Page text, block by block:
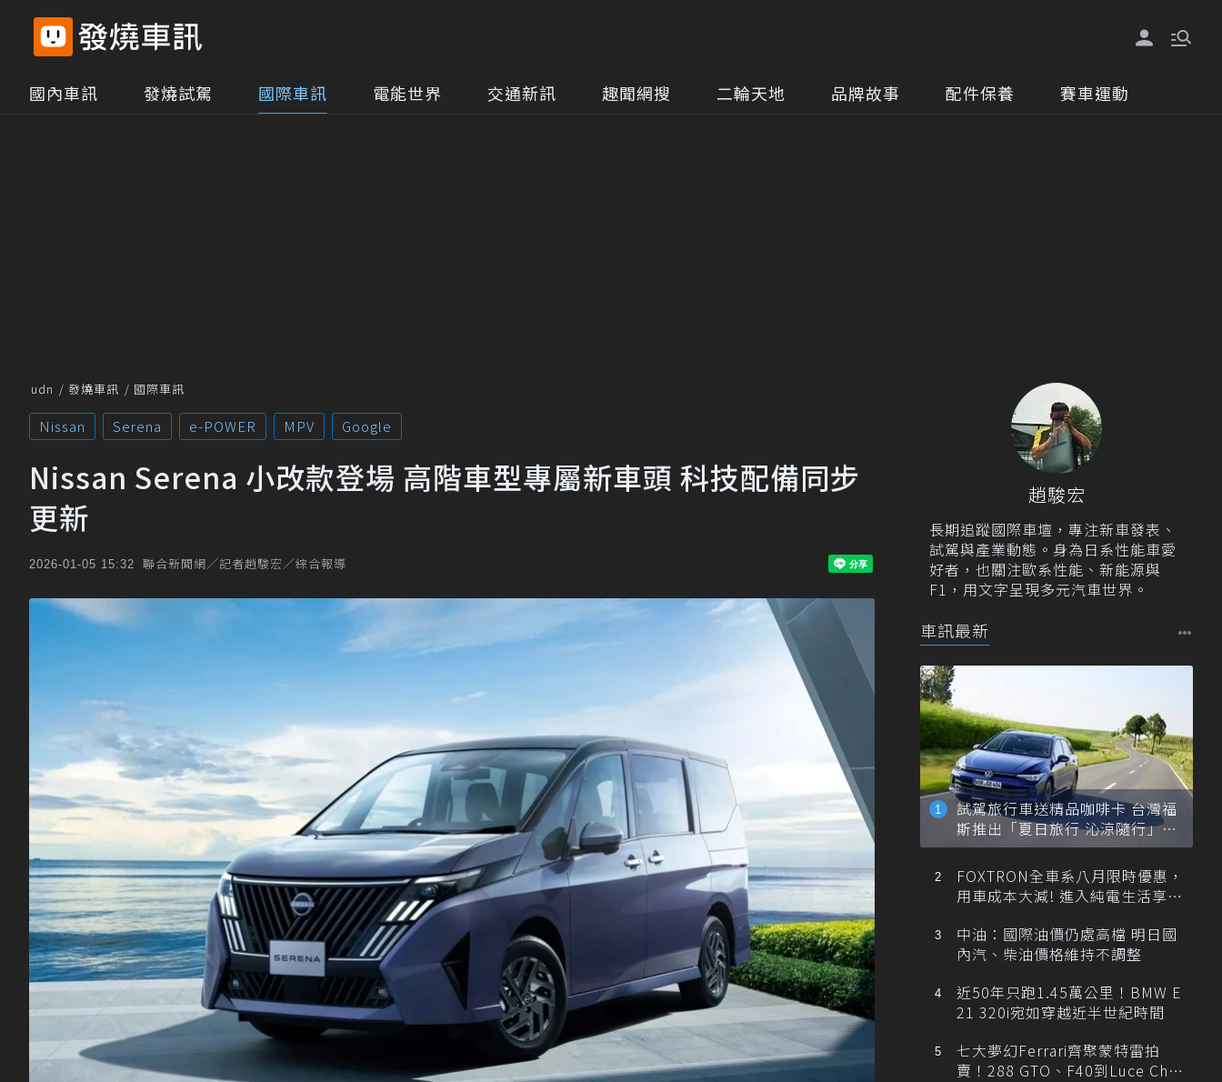
國內車訊 發燒試駕 國際車訊 電能世界 交通新訊 趣聞網搜 二輪天地 品牌故事 配件保養 賽車運動
udn 發燒車訊 國際車訊
Nissan Serena e-POWER MPV Google
Nissan Serena 小改款登場 高階車型專屬新車頭 科技配備同步
更新
2026-01-05 15:32 聯合新聞網／記者趙駿宏／綜合報導
趙駿宏
長期追蹤國際車壇，專注新車發表、
試駕與產業動態。身為日系性能車愛
好者，也關注歐系性能、新能源與
F1，用文字呈現多元汽車世界。
車訊最新
試駕旅行車送精品咖啡卡 台灣福
斯推出「夏日旅行 沁涼隨行」活
動
FOXTRON全車系八月限時優惠，
用車成本大減! 進入純電生活享
中油：國際油價仍處高檔 明日國
內汽、柴油價格維持不調整
近50年只跑1.45萬公里！BMW E
21 320i宛如穿越近半世紀時間
七大夢幻Ferrari齊聚蒙特雷拍
賣！288 GTO、F40到Luce Cha